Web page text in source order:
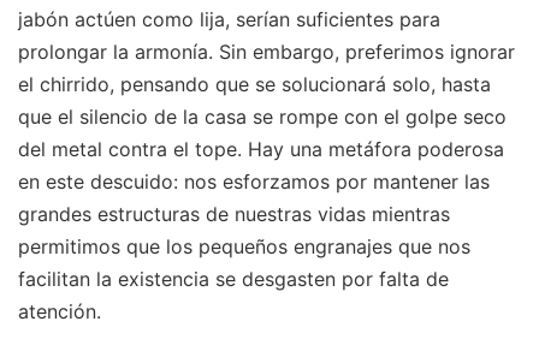
jabón actúen como lija, serían suficientes para
prolongar la armonía. Sin embargo, preferimos ignorar
el chirrido, pensando que se solucionará solo, hasta
que el silencio de la casa se rompe con el golpe seco
del metal contra el tope. Hay una metáfora poderosa
en este descuido: nos esforzamos por mantener las
grandes estructuras de nuestras vidas mientras
permitimos que los pequeños engranajes que nos
facilitan la existencia se desgasten por falta de
atención.